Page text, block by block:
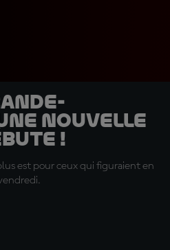
nouvelle
!
est pour ceux qui figuraient en